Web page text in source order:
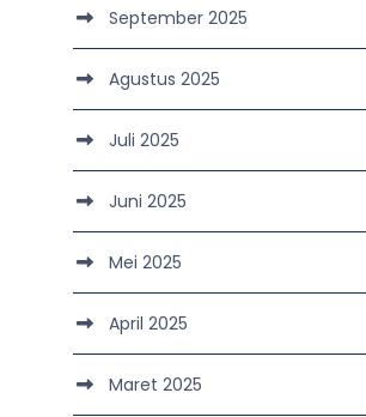
September 2025
Agustus 2025
Juli 2025
Juni 2025
Mei 2025
April 2025
Maret 2025